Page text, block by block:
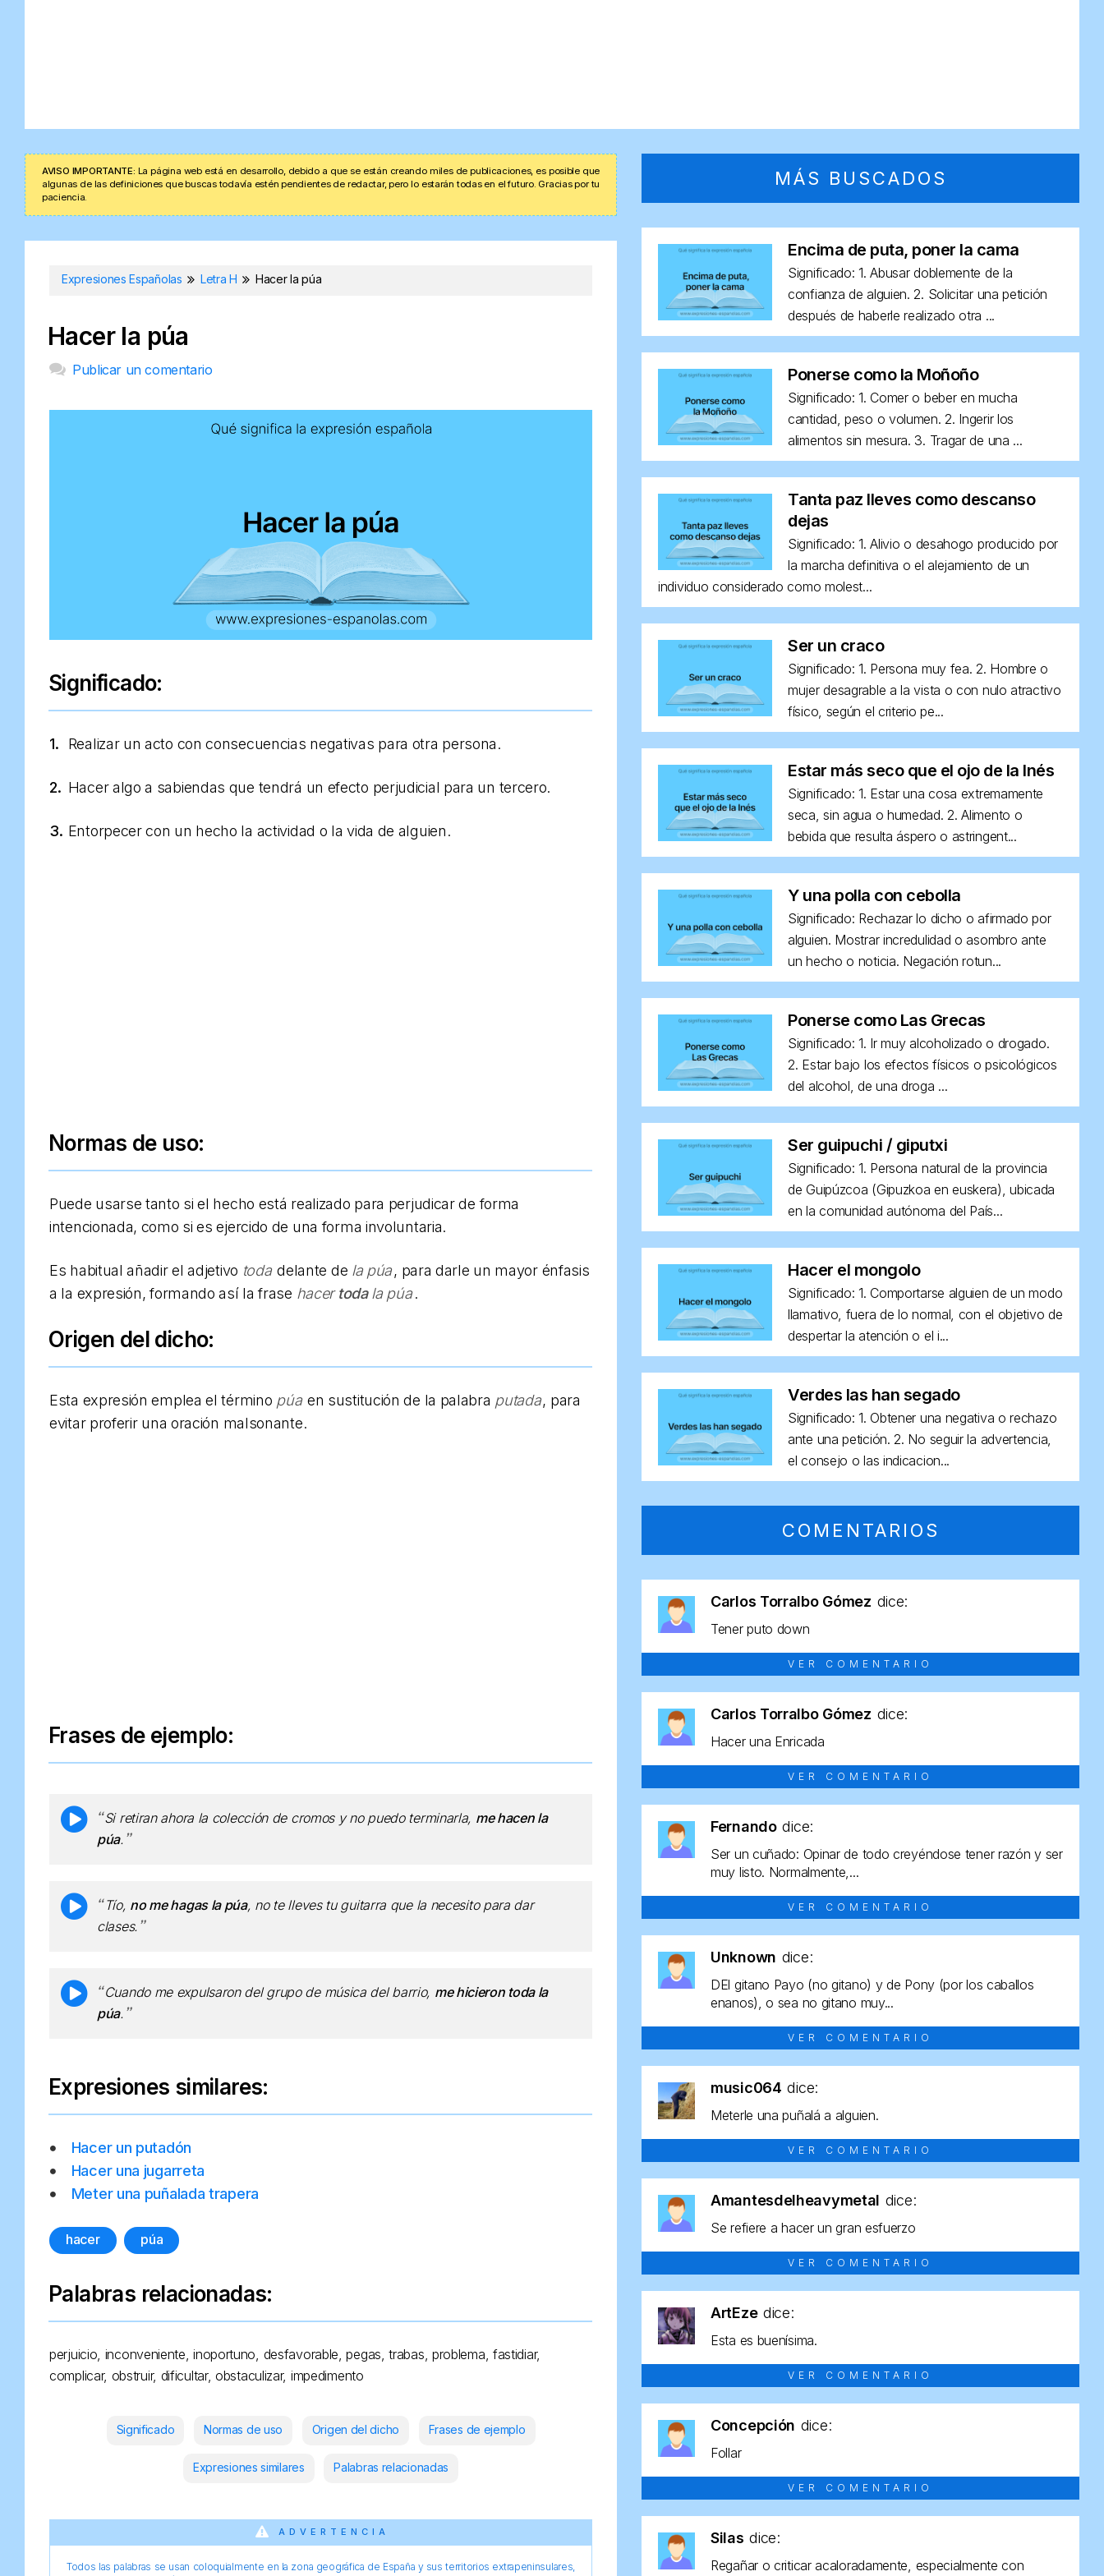
AVISO IMPORTANTE: La página web está en desarrollo, debido a que se están creando miles de publicaciones, es posible que
algunas de las definiciones que buscas todavía estén pendientes de redactar, pero lo estarán todas en el futuro. Gracias por tu
paciencia.
Expresiones Españolas Letra H Hacer la púa
Hacer la púa
Publicar un comentario
Significado:
1. Realizar un acto con consecuencias negativas para otra persona.
2. Hacer algo a sabiendas que tendrá un efecto perjudicial para un tercero.
3. Entorpecer con un hecho la actividad o la vida de alguien.
Normas de uso:
Puede usarse tanto si el hecho está realizado para perjudicar de forma
intencionada, como si es ejercido de una forma involuntaria.
Es habitual añadir el adjetivo toda delante de la púa, para darle un mayor énfasis
a la expresión, formando así la frase hacertodala púa .
Origen del dicho:
Esta expresión emplea el término púa en sustitución de la palabra putada, para
evitar proferir una oración malsonante.
Frases de ejemplo:
Si retiran ahora la colección de cromos y no puedo terminarla, me hacen la
púa.
Tío, no me hagas la púa, no te lleves tu guitarra que la necesito para dar
clases.
Cuando me expulsaron del grupo de música del barrio, me hicieron toda la
púa.
Expresiones similares:
Hacer un putadón
Hacer una jugarreta
Meter una puñalada trapera
hacer púa
Palabras relacionadas:
perjuicio, inconveniente, inoportuno, desfavorable, pegas, trabas, problema, fastidiar,
complicar, obstruir, dificultar, obstaculizar, impedimento
Significado Normas de uso Origen del dicho Frases de ejemplo
Expresiones similares Palabras relacionadas
ADVERTENCIA
Todos las palabras se usan coloquialmente en la zona geográfica de España y sus territorios extrapeninsulares,
MÁS BUSCADOS
Encima de puta, poner la cama
Significado: 1. Abusar doblemente de la
confianza de alguien. 2. Solicitar una petición
después de haberle realizado otra ...
Ponerse como la Moñoño
Significado: 1. Comer o beber en mucha
cantidad, peso o volumen. 2. Ingerir los
alimentos sin mesura. 3. Tragar de una ...
Tanta paz lleves como descanso
dejas
Significado: 1. Alivio o desahogo producido por
la marcha definitiva o el alejamiento de un
individuo considerado como molest...
Ser un craco
Significado: 1. Persona muy fea. 2. Hombre o
mujer desagrable a la vista o con nulo atractivo
físico, según el criterio pe...
Estar más seco que el ojo de la Inés
Significado: 1. Estar una cosa extremamente
seca, sin agua o humedad. 2. Alimento o
bebida que resulta áspero o astringent...
Y una polla con cebolla
Significado: Rechazar lo dicho o afirmado por
alguien. Mostrar incredulidad o asombro ante
un hecho o noticia. Negación rotun...
Ponerse como Las Grecas
Significado: 1. Ir muy alcoholizado o drogado.
2. Estar bajo los efectos físicos o psicológicos
del alcohol, de una droga ...
Ser guipuchi / giputxi
Significado: 1. Persona natural de la provincia
de Guipúzcoa (Gipuzkoa en euskera), ubicada
en la comunidad autónoma del País...
Hacer el mongolo
Significado: 1. Comportarse alguien de un modo
llamativo, fuera de lo normal, con el objetivo de
despertar la atención o el i...
Verdes las han segado
Significado: 1. Obtener una negativa o rechazo
ante una petición. 2. No seguir la advertencia,
el consejo o las indicacion...
COMENTARIOS
Carlos Torralbo Gómez dice:
Tener puto down
VER COMENTARIO
Carlos Torralbo Gómez dice:
Hacer una Enricada
VER COMENTARIO
Fernando dice:
Ser un cuñado: Opinar de todo creyéndose tener razón y ser
muy listo. Normalmente,...
VER COMENTARIO
Unknown dice:
DEl gitano Payo (no gitano) y de Pony (por los caballos
enanos), o sea no gitano muy...
VER COMENTARIO
music064 dice:
Meterle una puñalá a alguien.
VER COMENTARIO
Amantesdelheavymetal dice:
Se refiere a hacer un gran esfuerzo
VER COMENTARIO
ArtEze dice:
Esta es buenísima.
VER COMENTARIO
Concepción dice:
Follar
VER COMENTARIO
Silas dice:
Regañar o criticar acaloradamente, especialmente con